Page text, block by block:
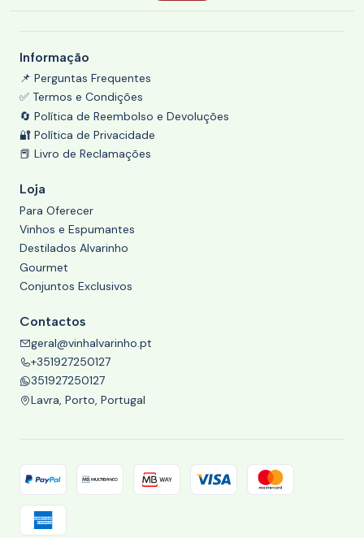
Informação
📌 Perguntas Frequentes
✅ Termos e Condições
🔄 Política de Reembolso e Devoluções
🔐 Política de Privacidade
📕 Livro de Reclamações
Loja
Para Oferecer
Vinhos e Espumantes
Destilados Alvarinho
Gourmet
Conjuntos Exclusivos
Contactos
geral@vinhalvarinho.pt
+351927250127
351927250127
Lavra, Porto, Portugal